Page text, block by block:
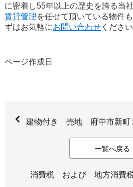
に密着し55年以上の歴史を誇る当
賃貸管理を任せて頂いている物件
ずはお気軽にお問い合わせください
ページ作成日
建物付き 売地 府中市新町
一覧へ戻る
消費税 および 地方消費